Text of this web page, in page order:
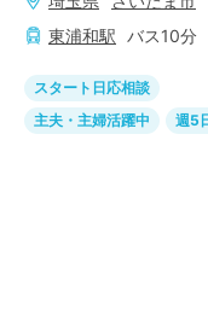
東浦和駅 バス10分
スタート日応相談
主夫・主婦活躍中
週5